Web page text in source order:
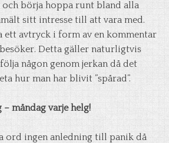
och börja hoppa runt bland alla
sitt intresse till att vara med.
ett avtryck i form av en kommentar
Detta gäller naturligtvis
någon genom jerkan då det
hur man har blivit ”spårad”.
måndag varje helg!
ord ingen anledning till panik då